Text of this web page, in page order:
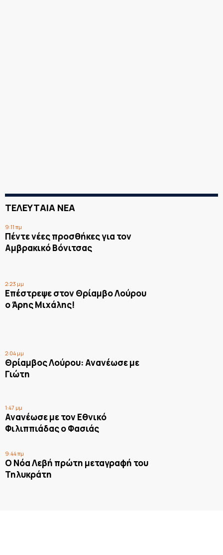
ΤΕΛΕΥΤΑΙΑ ΝΕΑ
9:11 πμ
Πέντε νέες προσθήκες για τον
Αμβρακικό Βόνιτσας
2:23 μμ
Επέστρεψε στον Θρίαμβο Λούρου
ο Άρης Μιχάλης!
2:04 μμ
Θρίαμβος Λούρου: Ανανέωσε με
Γιώτη
1:47 μμ
Ανανέωσε με τον Εθνικό
Φιλιππιάδας ο Φασιάς
9:44 πμ
Ο Νόα Λεβή πρώτη μεταγραφή του
Τηλυκράτη